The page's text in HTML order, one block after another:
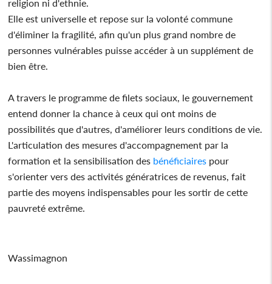
religion ni d'ethnie.
Elle est universelle et repose sur la volonté commune
d'éliminer la fragilité, afin qu'un plus grand nombre de
personnes vulnérables puisse accéder à un supplément de
bien être.
A travers le programme de filets sociaux, le gouvernement
entend donner la chance à ceux qui ont moins de
possibilités que d'autres, d'améliorer leurs conditions de vie.
L'articulation des mesures d'accompagnement par la
formation et la sensibilisation des bénéficiaires pour
s'orienter vers des activités génératrices de revenus, fait
partie des moyens indispensables pour les sortir de cette
pauvreté extrême.
Wassimagnon